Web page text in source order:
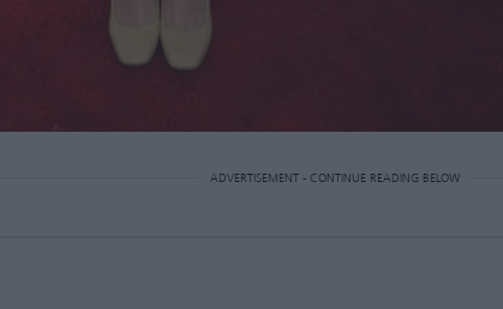
ADVERTISEMENT - CONTINUE READING BELOW